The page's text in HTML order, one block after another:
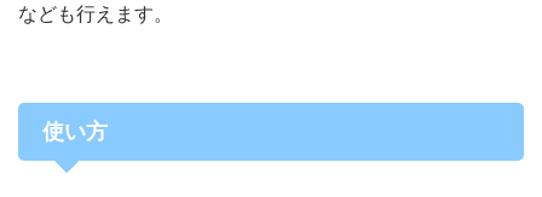
なども行えます。
使い方